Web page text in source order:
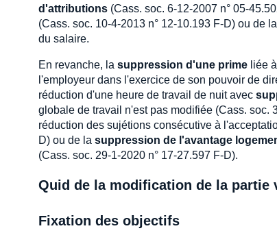
d'attributions (Cass. soc. 6-12-2007 n° 05-
(Cass. soc. 10-4-2013 n° 12-10.193 F-D) ou de la
du salaire.
En revanche, la suppression d'une prime liée
l'employeur dans l'exercice de son pouvoir de
réduction d'une heure de travail de nuit avec
globale de travail n'est pas modifiée (Cass. soc.
réduction des sujétions consécutive à
D) ou de la suppression de l'avantage
(Cass. soc. 29-1-2020 n° 17-27.597 F-D).
Quid de la modification de la partie
Fixation des objectifs